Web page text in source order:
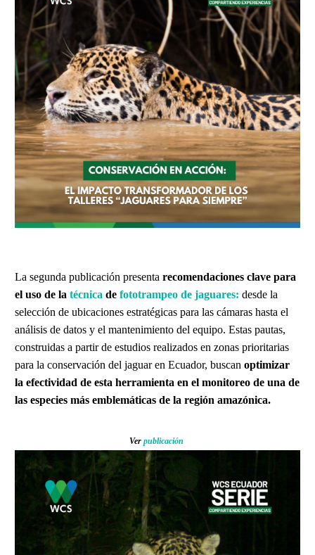
La segunda publicación presenta recomendaciones clave para
el uso de la técnica de fototrampeo de jaguares: desde la
selección de ubicaciones estratégicas para las cámaras hasta el
análisis de datos y el mantenimiento del equipo. Estas pautas,
construidas a partir de estudios realizados en zonas prioritarias
para la conservación del jaguar en Ecuador, buscan optimizar
la efectividad de esta herramienta en el monitoreo de una de
las especies más emblemáticas de la región amazónica.
Ver publicación